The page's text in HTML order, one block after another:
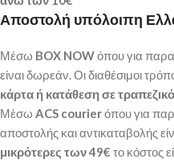
Αποστολή υπόλοιπη
Μέσω BOX NOWόπου για
είναι δωρεάν. Οι διαθέσιμοι
κάρτα ή κατάθεση σε
Μέσω ACS courierόπου για
αποστολής και αντικαταβολής
μικρότερες των 49€ το κόστος